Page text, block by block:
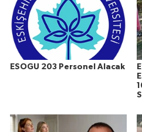
ESOGU 203 Personel Alacak